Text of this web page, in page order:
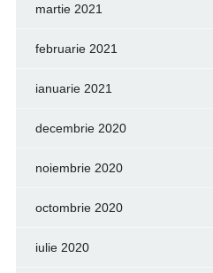
martie 2021
februarie 2021
ianuarie 2021
decembrie 2020
noiembrie 2020
octombrie 2020
iulie 2020